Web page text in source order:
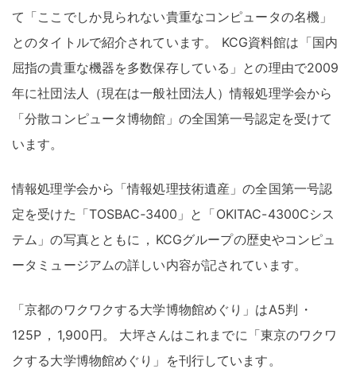
て「ここでしか見られない貴重なコンピュータの名機」
とのタイトルで紹介されています。
KCG資料館は「国内
屈指の貴重な機器を多数保存している」との理由で2009
年に社団法人（現在は一般社団法人）情報処理学会から
「分散コンピュータ博物館」の全国第一号認定を受けて
います。
情報処理学会から「情報処理技術遺産」の全国第一号認
定を受けた「TOSBAC‐3400」と「OKITAC-4300Cシス
テム」の写真とともに ， KCGグループの歴史やコンピュ
ータミュージアムの詳しい内容が記されています。
「京都のワクワクする大学博物館めぐり」はA5判 ・
125P ， 1,900円。
大坪さんはこれまでに「東京のワクワ
クする大学博物館めぐり」を刊行しています。